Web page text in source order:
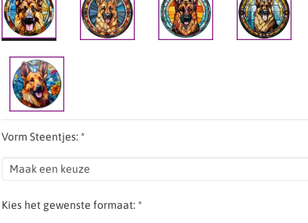
Vorm Steentjes: *
Kies het gewenste formaat: *